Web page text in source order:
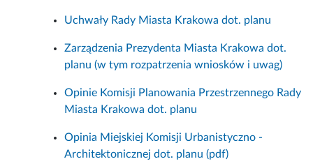
Uchwały Rady Miasta Krakowa dot. planu
Zarządzenia Prezydenta Miasta Krakowa dot.
planu (w tym rozpatrzenia wniosków i uwag)
Opinie Komisji Planowania Przestrzennego Rady
Miasta Krakowa dot. planu
Opinia Miejskiej Komisji Urbanistyczno -
Architektonicznej dot. planu (pdf)